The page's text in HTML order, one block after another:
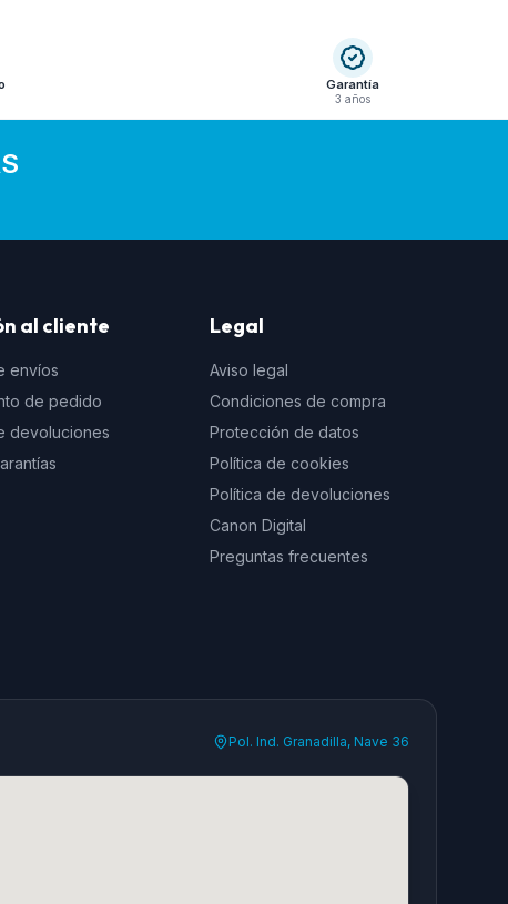
Garantía
3 años
al cliente
envíos
de pedido
devoluciones
Legal
Aviso legal
Condiciones de compra
Protección de datos
Política de cookies
Política de devoluciones
Canon Digital
Preguntas frecuentes
Pol. Ind. Granadilla, Nave 36